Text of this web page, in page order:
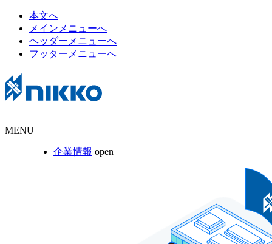
本文へ
メインメニューへ
ヘッダーメニューへ
フッターメニューへ
MENU
企業情報 open